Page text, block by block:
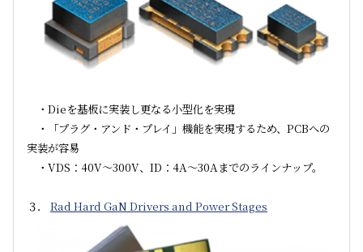
・Dieを基板に実装し更なる小型化を実現
・「プラグ・アンド・プレイ」機能を実現するため、PCBへの
実装が容易
・VDS：40V～300V、ID：4A～30Aまでのラインナップ。
３． Rad Hard GaN Drivers and Power Stages